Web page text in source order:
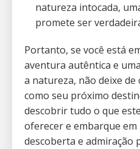
natureza intocada,
promete ser
Portanto, se você está
aventura autêntica e
a natureza, não deixe
como seu próximo
descobrir tudo o que
oferecer e embarque
descoberta e admiração